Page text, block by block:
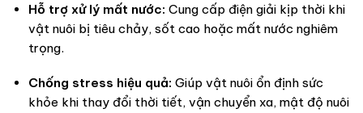
Hỗ trợ xử lý mất nước: Cung cấp điện giải kịp thời khi
vật nuôi bị tiêu chảy, sốt cao hoặc mất nước nghiêm
trọng.
Chống stress hiệu quả: Giúp vật nuôi ổn định sức
khỏe khi thay đổi thời tiết, vận chuyển xa, mật độ nuôi